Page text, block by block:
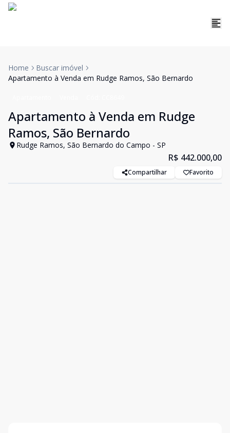
Home
Buscar imóvel
Apartamento à Venda em Rudge Ramos, São Bernardo
Apartamento à Venda em Rudge
Ramos, São Bernardo
Rudge Ramos, São Bernardo do Campo - SP
R$ 442.000,00
Compartilhar Favorito